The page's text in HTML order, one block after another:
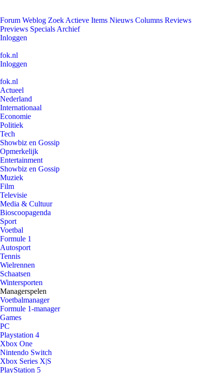
Forum Weblog Zoek Actieve Items Nieuws Columns Reviews
Previews Specials Archief
Inloggen
fok.nl
Inloggen
fok.nl
Actueel
Nederland
Internationaal
Economie
Politiek
Tech
Showbiz en Gossip
Opmerkelijk
Entertainment
Showbiz en Gossip
Muziek
Film
Televisie
Media & Cultuur
Bioscoopagenda
Sport
Voetbal
Formule 1
Autosport
Tennis
Wielrennen
Schaatsen
Wintersporten
Managerspelen
Voetbalmanager
Formule 1-manager
Games
PC
Playstation 4
Xbox One
Nintendo Switch
Xbox Series X|S
PlayStation 5